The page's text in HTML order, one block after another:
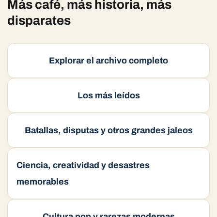
at
s
A
ai
l
e
o
o
k
ke
n
n
m
e
d
t
m
ar
ti
r
Más café, más historia, más
disparates
Explorar el archivo completo
Los más leídos
Batallas, disputas y otros grandes jaleos
Ciencia, creatividad y desastres
memorables